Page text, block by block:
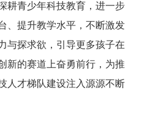
耕青少年科技教育，进一步
、提升教学水平，不断激发
与探求欲，引导更多孩子在
新的赛道上奋勇前行，为推
人才梯队建设注入源源不断